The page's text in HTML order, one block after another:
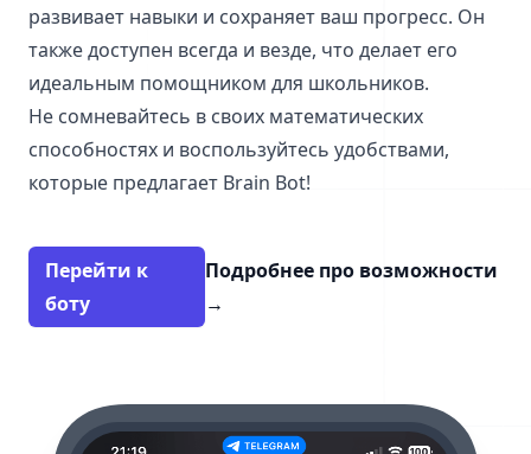
развивает навыки и сохраняет ваш прогресс. Он
также доступен всегда и везде, что делает его
идеальным помощником для школьников.
Не сомневайтесь в своих математических
способностях и воспользуйтесь удобствами,
которые предлагает Brain Bot!
Перейти к
боту
Подробнее про возможности
→